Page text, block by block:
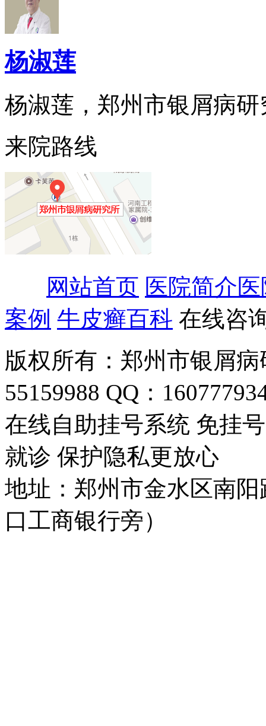
杨淑莲
杨淑莲，郑州市银屑病
来院路线
网站首页 医院简介
案例 牛皮癣百科 在线咨
版权所有：郑州市银屑
55159988 QQ：
在线自助挂号系统 免挂
就诊 保护隐私更放心
地址：郑州市金水区南
口工商银行旁）